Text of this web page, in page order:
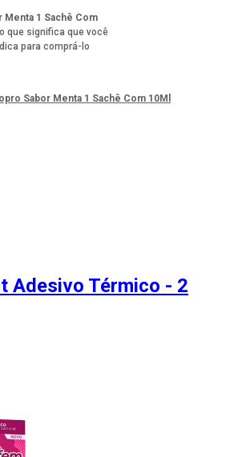
Menta 1 Sachê Com
, o que significa que você
para comprá-lo
Sabor Menta 1 Sachê Com 10Ml
Adesivo Térmico - 2